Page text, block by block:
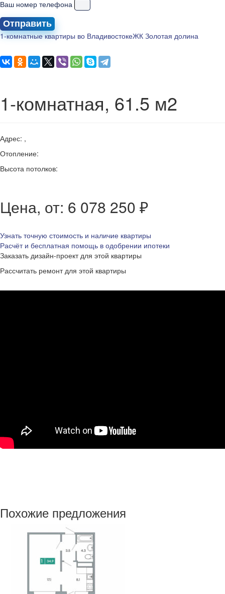
Ваш номер телефона
Отправить
1-комнатные квартиры во ВладивостокеЖК Золотая долина
1-комнатная, 61.5 м2
Адрес: ,
Отопление:
Высота потолков:
Цена, от: 6 078 250 ₽
Узнать точную стоимость и наличие квартиры
Расчёт и бесплатная помощь в одобрении ипотеки
Заказать дизайн-проект для этой квартиры
Рассчитать ремонт для этой квартиры
Похожие предложения